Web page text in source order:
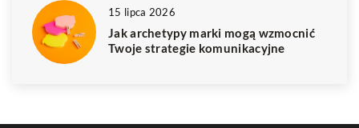
15 lipca 2026
Jak archetypy marki mogą wzmocnić
Twoje strategie komunikacyjne